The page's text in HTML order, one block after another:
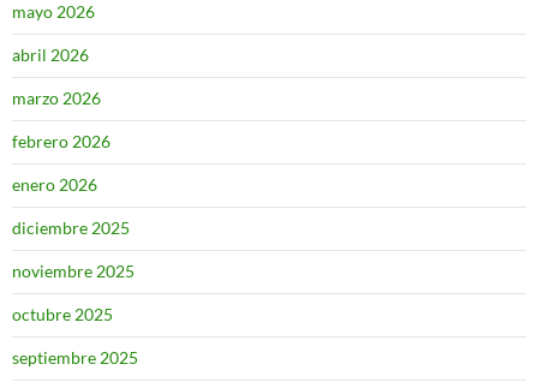
mayo 2026
abril 2026
marzo 2026
febrero 2026
enero 2026
diciembre 2025
noviembre 2025
octubre 2025
septiembre 2025